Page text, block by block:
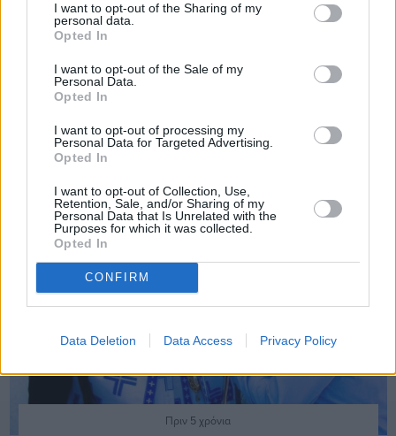
I want to opt-out of the Sharing of my
personal data.
Opted In
I want to opt-out of the Sale of my
Personal Data.
Opted In
I want to opt-out of processing my
Personal Data for Targeted Advertising.
Opted In
I want to opt-out of Collection, Use,
Retention, Sale, and/or Sharing of my
Personal Data that Is Unrelated with the
Purposes for which it was collected.
Opted In
CONFIRM
Data Deletion Data Access Privacy Policy
Η Μητρόπολη Χίου στέλνει βιβλία στο ακριτικό Καστελόριζο
Πριν 5 χρόνια